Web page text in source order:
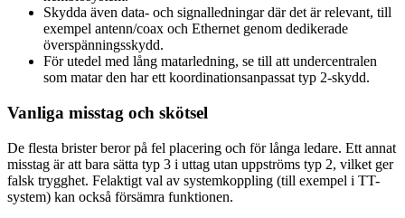
Skydda även data- och signalledningar där det är relevant, till
exempel antenn/coax och Ethernet genom dedikerade
överspänningsskydd.
För utedel med lång matarledning, se till att undercentralen
som matar den har ett koordinationsanpassat typ 2-skydd.
Vanliga misstag och skötsel
De flesta brister beror på fel placering och för långa ledare. Ett annat
misstag är att bara sätta typ 3 i uttag utan uppströms typ 2, vilket ger
falsk trygghet. Felaktigt val av systemkoppling (till exempel i TT-
system) kan också försämra funktionen.